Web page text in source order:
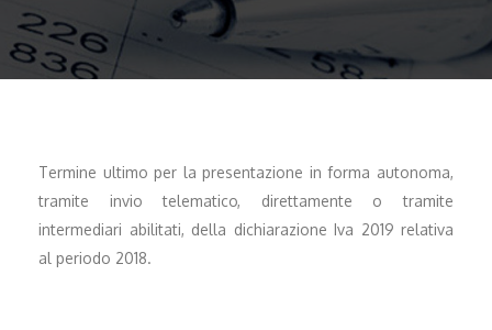
Termine ultimo per la presentazione in forma autonoma,
tramite invio telematico, direttamente o tramite
intermediari abilitati, della dichiarazione Iva 2019 relativa
al periodo 2018.